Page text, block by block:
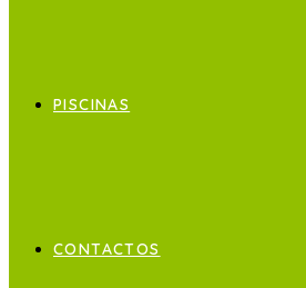
PISCINAS
CONTACTOS